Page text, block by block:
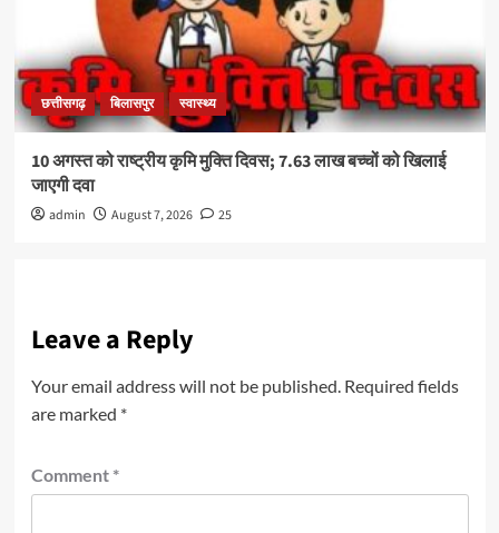
छत्तीसगढ़ बिलासपुर स्वास्थ्य
10 अगस्त को राष्ट्रीय कृमि मुक्ति दिवस; 7.63 लाख बच्चों को खिलाई
जाएगी दवा
admin August 7, 2026 25
Leave a Reply
Your email address will not be published. Required fields
are marked *
Comment *